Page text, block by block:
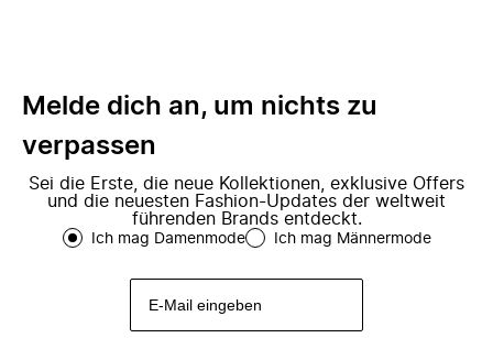
Melde dich an, um nichts zu
verpassen
Sei die Erste, die neue Kollektionen, exklusive Offers
und die neuesten Fashion-Updates der weltweit
führenden Brands entdeckt.
Ich mag Damenmode Ich mag Männermode